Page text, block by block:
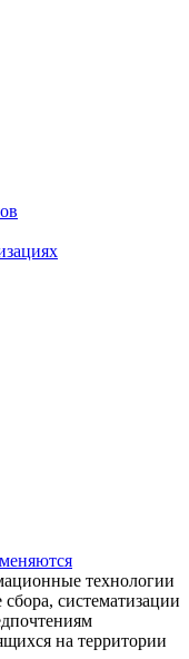
технологии
систематизации
на территории